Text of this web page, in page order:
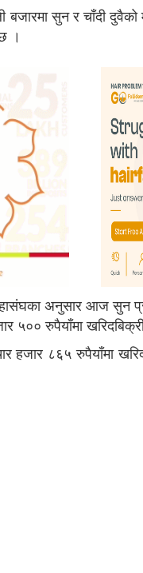
सुन र चाँदी
।
अनुसार आज सुन
५०० रुपैयाँमा
हजार ८६५ रुपैयाँमा